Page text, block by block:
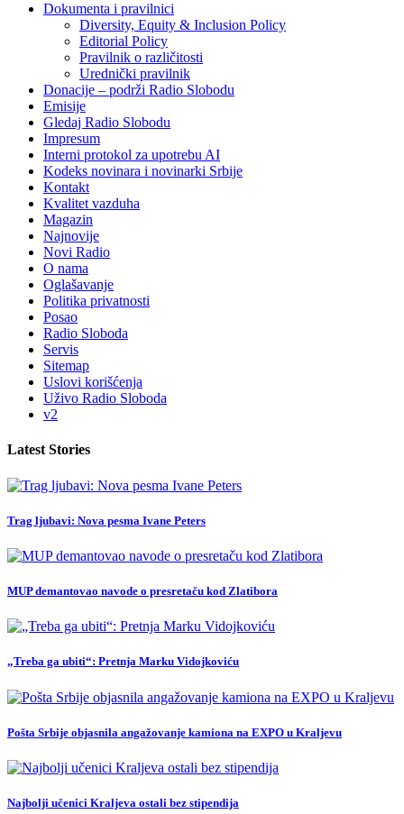
Dokumenta i pravilnici
Diversity, Equity & Inclusion Policy
Editorial Policy
Pravilnik o različitosti
Urednički pravilnik
Donacije – podrži Radio Slobodu
Emisije
Gledaj Radio Slobodu
Impresum
Interni protokol za upotrebu AI
Kodeks novinara i novinarki Srbije
Kontakt
Kvalitet vazduha
Magazin
Najnovije
Novi Radio
O nama
Oglašavanje
Politika privatnosti
Posao
Radio Sloboda
Servis
Sitemap
Uslovi korišćenja
Uživo Radio Sloboda
v2
Latest Stories
Trag ljubavi: Nova pesma Ivane Peters
MUP demantovao navode o presretaču kod Zlatibora
„Treba ga ubiti“: Pretnja Marku Vidojkoviću
Pošta Srbije objasnila angažovanje kamiona na EXPO u Kraljevu
Najbolji učenici Kraljeva ostali bez stipendija